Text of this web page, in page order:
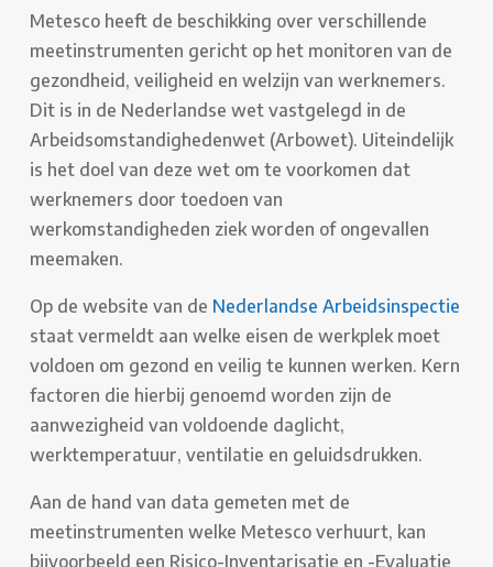
Metesco heeft de beschikking over verschillende
meetinstrumenten gericht op het monitoren van de
gezondheid, veiligheid en welzijn van werknemers.
Dit is in de Nederlandse wet vastgelegd in de
Arbeidsomstandighedenwet (Arbowet). Uiteindelijk
is het doel van deze wet om te voorkomen dat
werknemers door toedoen van
werkomstandigheden ziek worden of ongevallen
meemaken.
Op de website van de Nederlandse Arbeidsinspectie
staat vermeldt aan welke eisen de werkplek moet
voldoen om gezond en veilig te kunnen werken. Kern
factoren die hierbij genoemd worden zijn de
aanwezigheid van voldoende daglicht,
werktemperatuur, ventilatie en geluidsdrukken.
Aan de hand van data gemeten met de
meetinstrumenten welke Metesco verhuurt, kan
bijvoorbeeld een Risico-Inventarisatie en -Evaluatie